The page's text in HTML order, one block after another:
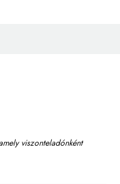
viszonteladónként